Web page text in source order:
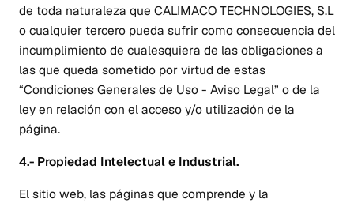
de toda naturaleza que CALIMACO TECHNOLOGIES, S.L
o cualquier tercero pueda sufrir como consecuencia del
incumplimiento de cualesquiera de las obligaciones a
las que queda sometido por virtud de estas
“Condiciones Generales de Uso - Aviso Legal” o de la
ley en relación con el acceso y/o utilización de la
página.
4.- Propiedad Intelectual e Industrial.
El sitio web, las páginas que comprende y la